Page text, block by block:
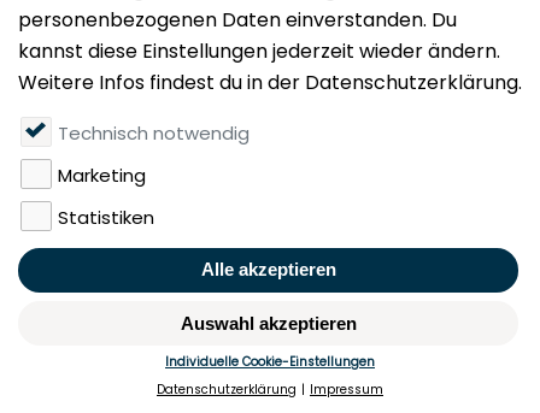
Mieten
Vermieten
Über uns
Presse
Geldwäschegesetz
Rufen Sie uns gerne an:
+49 (0)40 349 14 194